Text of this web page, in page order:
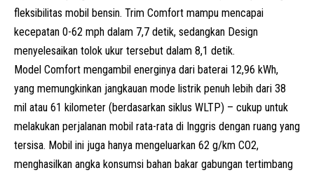
fleksibilitas mobil bensin. Trim Comfort mampu mencapai
kecepatan 0-62 mph dalam 7,7 detik, sedangkan Design
menyelesaikan tolok ukur tersebut dalam 8,1 detik.
Model Comfort mengambil energinya dari baterai 12,96 kWh,
yang memungkinkan jangkauan mode listrik penuh lebih dari 38
mil atau 61 kilometer (berdasarkan siklus WLTP) – cukup untuk
melakukan perjalanan mobil rata-rata di Inggris dengan ruang yang
tersisa. Mobil ini juga hanya mengeluarkan 62 g/km CO2,
menghasilkan angka konsumsi bahan bakar gabungan tertimbang